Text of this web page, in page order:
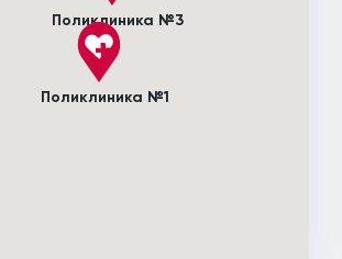
Поликлиника №1
Поликлиника №3